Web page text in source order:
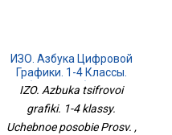
ИЗО. Азбука Цифровой
Графики. 1-4 Классы.
Учебное Пособие Просв.
IZO. Azbuka tsifrovoi
grafiki. 1-4 klassy.
Uchebnoe posobie Prosv. ,